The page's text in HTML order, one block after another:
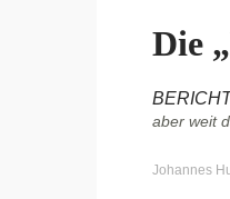
Die
aber weit
Johannes